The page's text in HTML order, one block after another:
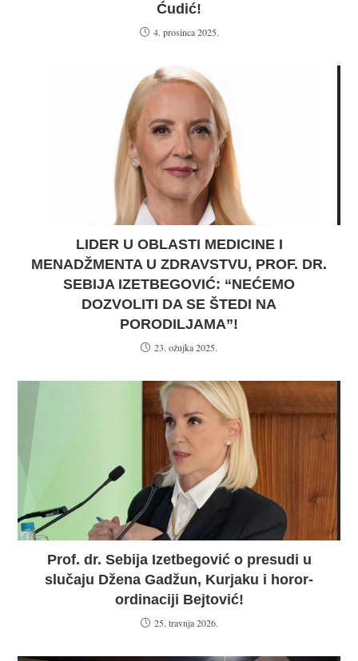
Ćudić!
4. prosinca 2025.
LIDER U OBLASTI MEDICINE I
MENADŽMENTA U ZDRAVSTVU, PROF. DR.
SEBIJA IZETBEGOVIĆ: “NEĆEMO
DOZVOLITI DA SE ŠTEDI NA
PORODILJAMA”!
23. ožujka 2025.
Prof. dr. Sebija Izetbegović o presudi u
slučaju Džena Gadžun, Kurjaku i horor-
ordinaciji Bejtović!
25. travnja 2026.